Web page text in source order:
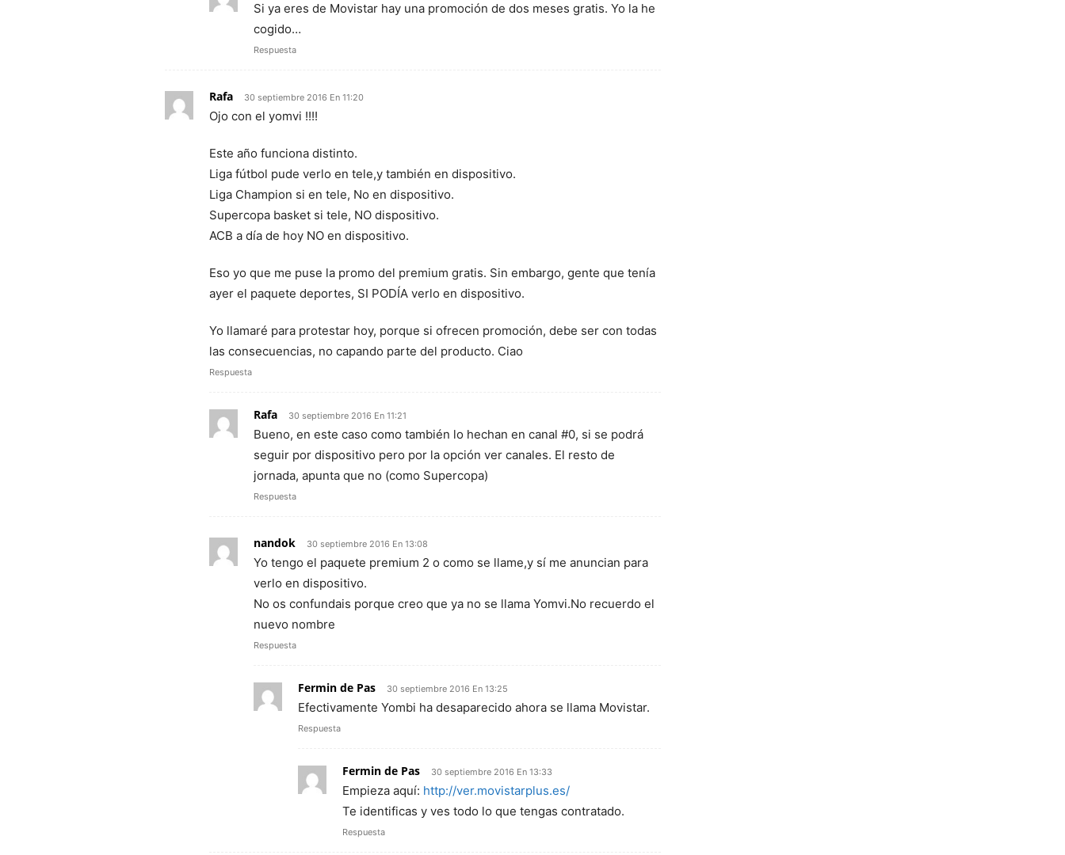
Si ya eres de Movistar hay una promoción de dos meses gratis. Yo la he
cogido…
Respuesta
Rafa 30 septiembre 2016 En 11:20
Ojo con el yomvi !!!!
Este año funciona distinto.
Liga fútbol pude verlo en tele,y también en dispositivo.
Liga Champion si en tele, No en dispositivo.
Supercopa basket si tele, NO dispositivo.
ACB a día de hoy NO en dispositivo.
Eso yo que me puse la promo del premium gratis. Sin embargo, gente que tenía
ayer el paquete deportes, SI PODÍA verlo en dispositivo.
Yo llamaré para protestar hoy, porque si ofrecen promoción, debe ser con todas
las consecuencias, no capando parte del producto. Ciao
Respuesta
Rafa 30 septiembre 2016 En 11:21
Bueno, en este caso como también lo hechan en canal #0, si se podrá
seguir por dispositivo pero por la opción ver canales. El resto de
jornada, apunta que no (como Supercopa)
Respuesta
nandok 30 septiembre 2016 En 13:08
Yo tengo el paquete premium 2 o como se llame,y sí me anuncian para
verlo en dispositivo.
No os confundais porque creo que ya no se llama Yomvi.No recuerdo el
nuevo nombre
Respuesta
Fermin de Pas 30 septiembre 2016 En 13:25
Efectivamente Yombi ha desaparecido ahora se llama Movistar.
Respuesta
Fermin de Pas 30 septiembre 2016 En 13:33
Empieza aquí: http://ver.movistarplus.es/
Te identificas y ves todo lo que tengas contratado.
Respuesta